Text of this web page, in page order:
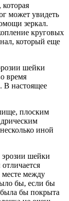
может увидеть
зеркал.
круговых
который еще
шейки
время
В настоящее
плоским
иной
эрозии шейки
месте между
бы, если бы
была бы покрыта